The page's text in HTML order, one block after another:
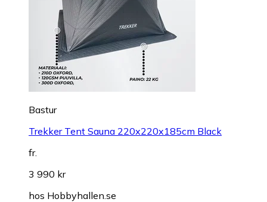
Bastur
Trekker Tent Sauna 220x220x185cm Black
fr.
3 990 kr
hos Hobbyhallen.se